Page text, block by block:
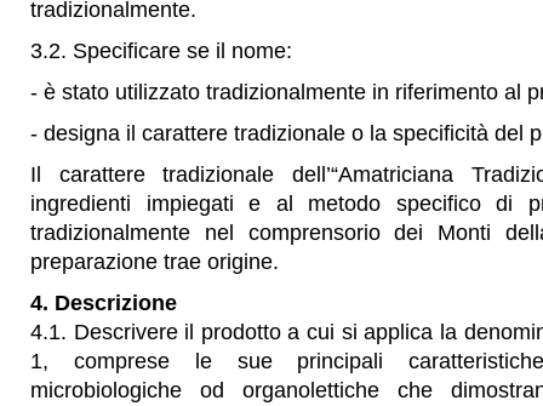
tradizionalmente.
3.2. Specificare se il nome:
- è stato utilizzato tradizionalmente in riferimento al
- designa il carattere tradizionale o la specificità del
Il carattere tradizionale dell’“Amatriciana
ingredienti impiegati e al metodo specifico di
tradizionalmente nel comprensorio dei Monti
preparazione trae origine.
4. Descrizione
4.1. Descrivere il prodotto a cui si applica la
1, comprese le sue principali
microbiologiche od organolettiche che